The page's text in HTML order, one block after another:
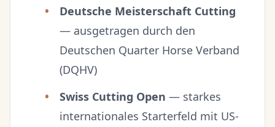
Deutsche Meisterschaft Cutting
— ausgetragen durch den
Deutschen Quarter Horse Verband
(DQHV)
Swiss Cutting Open — starkes
internationales Starterfeld mit US-